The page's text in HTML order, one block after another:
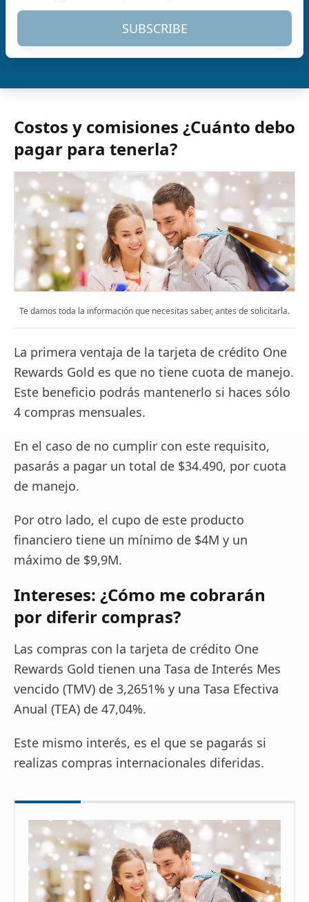
SUBSCRIBE
Costos y comisiones ¿Cuánto debo
pagar para tenerla?
Te damos toda la información que necesitas saber, antes de solicitarla.
La primera ventaja de la tarjeta de crédito One
Rewards Gold es que no tiene cuota de manejo.
Este beneficio podrás mantenerlo si haces sólo
4 compras mensuales.
En el caso de no cumplir con este requisito,
pasarás a pagar un total de $34.490, por cuota
de manejo.
Por otro lado, el cupo de este producto
financiero tiene un mínimo de $4M y un
máximo de $9,9M.
Intereses: ¿Cómo me cobrarán
por diferir compras?
Las compras con la tarjeta de crédito One
Rewards Gold tienen una Tasa de Interés Mes
vencido (TMV) de 3,2651% y una Tasa Efectiva
Anual (TEA) de 47,04%.
Este mismo interés, es el que se pagarás si
realizas compras internacionales diferidas.